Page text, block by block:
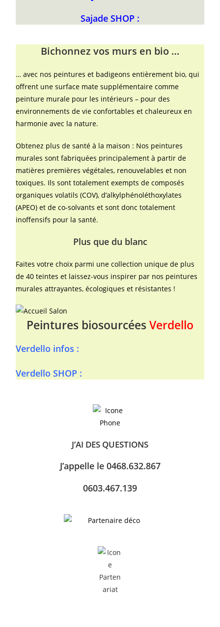
Sajade SHOP :
Bichonnez vos murs en bio …
… avec nos peintures et badigeons entièrement bio, qui
offrent une surface mate supplémentaire comme
peinture murale pour les intérieurs – pour des
environnements de vie confortables et chaleureux en
harmonie avec la nature.
Obtenez plus de santé à la maison : Nos peintures
murales sont fabriquées principalement à partir de
matières premières végétales, renouvelables et non
toxiques. Ils sont totalement exempts de composés
organiques volatils (COV), d’alkylphénoléthoxylates
(APEO) et de co-solvants et sont donc totalement
inoffensifs pour la santé.
Plus que du blanc
Faites votre choix parmi une collection unique de plus
de 40 teintes et laissez-vous inspirer par nos peintures
murales attrayantes, écologiques et résistantes !
Peintures biosourcéesVerdello
Verdello infos :
Verdello SHOP :
J’AI DES QUESTIONS
J’appelle le 0468.632.867
0603.467.139